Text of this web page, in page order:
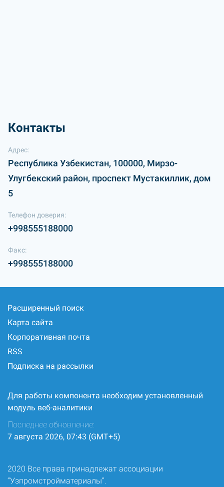
Контакты
Адрес:
Республика Узбекистан, 100000, Мирзо-
Улугбекский район, проспект Мустакиллик, дом
5
Телефон доверия:
+998555188000
Факс:
+998555188000
Расширенный поиск
Карта сайта
Корпоративная почта
RSS
Подписка на рассылки
Для работы компонента необходим установленный
модуль веб-аналитики
Последнее обновление:
7 августа 2026, 07:43 (GMT+5)
2020 Все права принадлежат ассоциации
“Узпромстройматериалы”.